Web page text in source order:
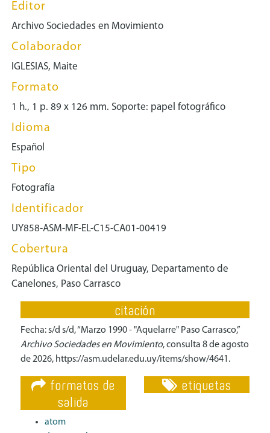
Editor
Archivo Sociedades en Movimiento
Colaborador
IGLESIAS, Maite
Formato
1 h., 1 p. 89 x 126 mm. Soporte: papel fotográfico
Idioma
Español
Tipo
Fotografía
Identificador
UY858-ASM-MF-EL-C15-CA01-00419
Cobertura
República Oriental del Uruguay, Departamento de
Canelones, Paso Carrasco
citación
Fecha: s/d s/d, “Marzo 1990 - "Aquelarre" Paso Carrasco,”
Archivo Sociedades en Movimiento, consulta 8 de agosto
de 2026, https://asm.udelar.edu.uy/items/show/4641 .
formatos de
salida
atom
etiquetas